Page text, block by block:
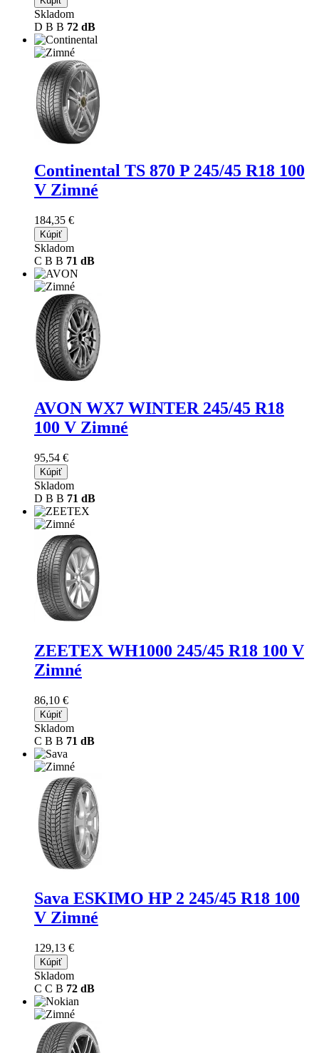
Skladom
D B B 72 dB
Continental TS 870 P 245/45 R18 100
V Zimné
184,35 €
Kúpiť
Skladom
C B B 71 dB
AVON WX7 WINTER 245/45 R18
100 V Zimné
95,54 €
Kúpiť
Skladom
D B B 71 dB
ZEETEX WH1000 245/45 R18 100 V
Zimné
86,10 €
Kúpiť
Skladom
C B B 71 dB
Sava ESKIMO HP 2 245/45 R18 100
V Zimné
129,13 €
Kúpiť
Skladom
C C B 72 dB